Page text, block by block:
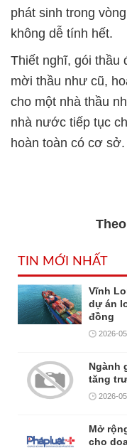
phát sinh trong
không dễ tính hết.
Thiết nghĩ, gói thầu
mời thầu như cũ,
cho một nhà thầu
nhà nước tiếp tục
hoàn toàn có cơ sở.
Theo
TIN MỚI NHẤT
Vĩnh
dự án
đồng
2026-
Ngành
tăng
2026-
Mở
cho